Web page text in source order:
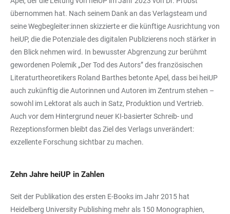
übernommen hat. Nach seinem Dank an das Verlagsteam und
seine Wegbegleiter:innen skizzierte er die künftige Ausrichtung von
heiUP, die die Potenziale des digitalen Publizierens noch stärker in
den Blick nehmen wird. In bewusster Abgrenzung zur berühmt
gewordenen Polemik „Der Tod des Autors” des französischen
Literaturtheoretikers Roland Barthes betonte Apel, dass bei heiUP
auch zukünftig die Autorinnen und Autoren im Zentrum stehen –
sowohl im Lektorat als auch in Satz, Produktion und Vertrieb.
Auch vor dem Hintergrund neuer KI-basierter Schreib- und
Rezeptionsformen bleibt das Ziel des Verlags unverändert:
exzellente Forschung sichtbar zu machen.
Zehn Jahre heiUP in Zahlen
Seit der Publikation des ersten E-Books im Jahr 2015 hat
Heidelberg University Publishing mehr als 150 Monographien,